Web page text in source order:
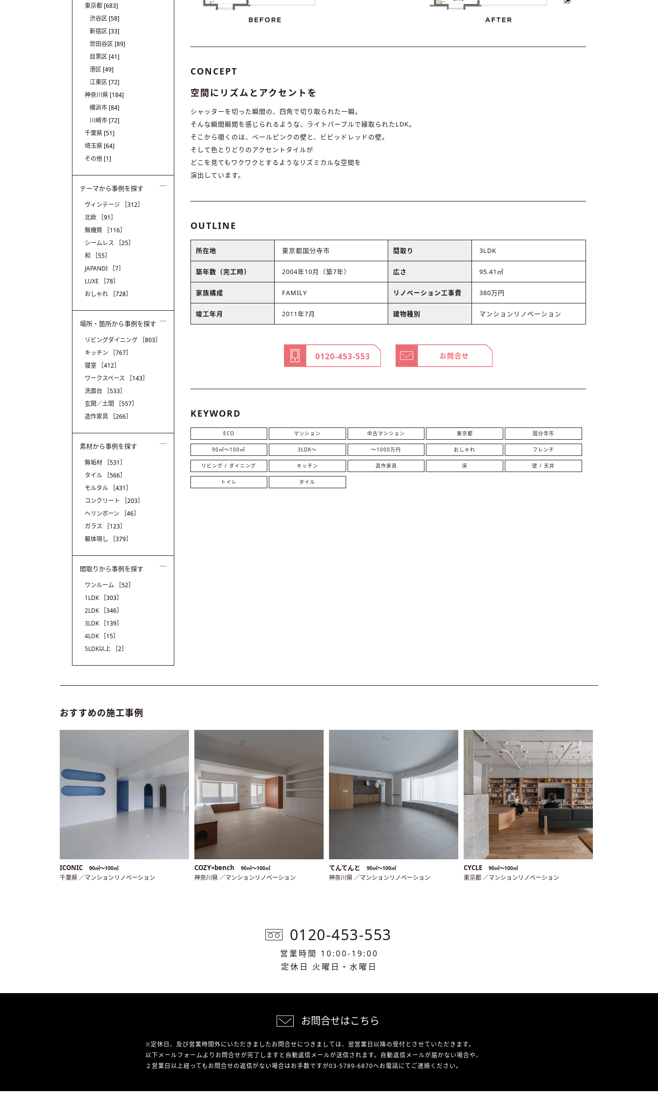
CONCEPT
空間にリズムとアクセントを
シャッターを切った瞬間の、四角で切り取られた一瞬。
そんな瞬間瞬間を感じられるような、ライトパープルで縁取られたLDK。
そこから覗くのは、ペールピンクの壁と、ビビッドレッドの壁。
そして色とりどりのアクセントタイルが
どこを見てもワクワクとするようなリズミカルな空間を
演出しています。
OUTLINE
所在地 東京都国分寺市 間取り 3LDK
築年数（完工時） 2004年10月（築7年） 広さ 95.41㎡
家族構成 FAMILY リノベーション工事費 380万円
竣工年月 2011年7月 建物種別 マンションリノベーション
0120-453-553 お問合せ
KEYWORD
ECO マンション 中古マンション 東京都 国分寺市
90㎡〜100㎡ 3LDK〜 〜1000万円 おしゃれ フレンチ
リビング / ダイニング キッチン 造作家具 床 壁 / 天井
トイレ タイル
東京都 [683]
渋谷区 [58]
新宿区 [33]
世田谷区 [89]
目黒区 [41]
港区 [49]
江東区 [72]
神奈川県 [184]
横浜市 [84]
川崎市 [72]
千葉県 [51]
埼玉県 [64]
その他 [1]
テーマから事例を探す
ヴィンテージ
［312］
北欧
［91］
無機質
［116］
シームレス
［25］
和
［55］
JAPANDI
［7］
LUXE
［78］
おしゃれ
［728］
場所・箇所から事例を探す
リビングダイニング
［803］
キッチン
［767］
寝室
［412］
ワークスペース
［143］
洗面台
［533］
玄関／土間
［557］
造作家具
［266］
素材から事例を探す
無垢材
［531］
タイル
［566］
モルタル
［431］
コンクリート
［203］
ヘリンボーン
［46］
ガラス
［123］
躯体現し
［379］
間取りから事例を探す
ワンルーム
［52］
1LDK
［303］
2LDK
［346］
3LDK
［139］
4LDK
［15］
5LDK以上
［2］
おすすめの施工事例
ICONIC 90㎡〜100㎡
千葉県 ／マンションリノベーション
COZY×bench 90㎡〜100㎡
神奈川県 ／マンションリノベーション
てんてんと 90㎡〜100㎡
神奈川県 ／マンションリノベーション
CYCLE 90㎡〜100㎡
東京都 ／マンションリノベーション
0120-453-553
営業時間 10:00-19:00
定休日 火曜日・水曜日
お問合せはこちら
※定休日、及び営業時間外にいただきましたお問合せにつきましては、翌営業日以降の受付とさせていただきます。
以下メールフォームよりお問合せが完了しますと自動返信メールが送信されます。自動返信メールが届かない場合や、
２営業日以上経ってもお問合せの返信がない場合はお手数ですが03-5789-6870へお電話にてご連絡ください。